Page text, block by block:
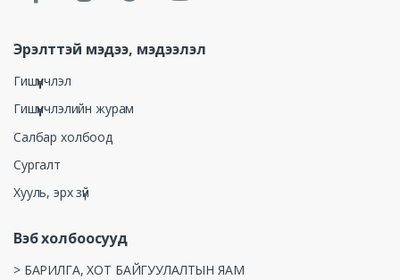
Эрэлттэй мэдээ, мэдээлэл
Гишүүнчлэл
Гишүүнчлэлийн журам
Салбар холбоод
Сургалт
Хууль, эрх зүй
Вэб холбоосууд
> БАРИЛГА, ХОТ БАЙГУУЛАЛТЫН ЯАМ